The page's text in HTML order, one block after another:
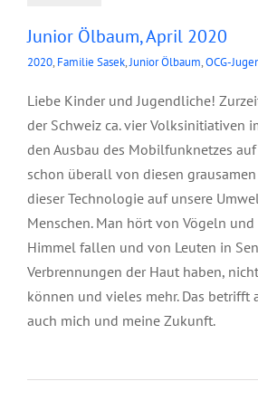
Junior Ölbaum, April 2020
2020, Familie Sasek,Junior Ölbaum,OCG-
Liebe Kinder und Jugendliche!
der Schweiz ca. vier Volksinitiativen
den Ausbau des Mobilfunknetzes
schon überall von diesen
dieser Technologie auf unsere
Menschen. Man hört von Vögeln und
Himmel fallen und von Leuten in
Verbrennungen der Haut haben,
können und vieles mehr. Das
auch mich und meine Zukunft.